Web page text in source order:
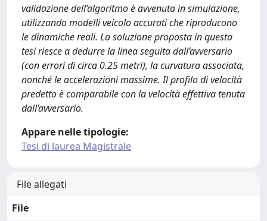
validazione dell’algoritmo è avvenuta in simulazione,
utilizzando modelli veicolo accurati che riproducono
le dinamiche reali. La soluzione proposta in questa
tesi riesce a dedurre la linea seguita dall’avversario
(con errori di circa 0.25 metri), la curvatura associata,
nonché le accelerazioni massime. Il profilo di velocità
predetto è comparabile con la velocità effettiva tenuta
dall’avversario.
Appare nelle tipologie:
Tesi di laurea Magistrale
File allegati
File